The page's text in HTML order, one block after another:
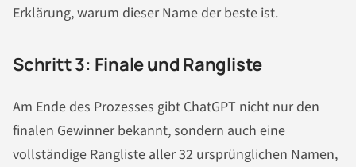
Erklärung, warum dieser Name der beste ist.
Schritt 3: Finale und Rangliste
Am Ende des Prozesses gibt ChatGPT nicht nur den
finalen Gewinner bekannt, sondern auch eine
vollständige Rangliste aller 32 ursprünglichen Namen,